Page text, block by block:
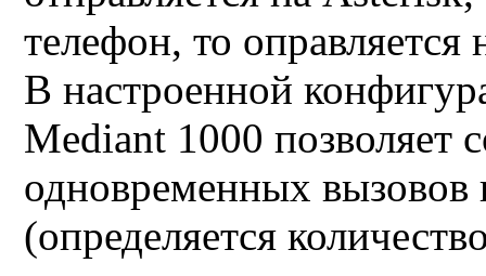
телефон, то оправляется
В настроенной
Mediant 1000 позволяет
одновременных вызовов
(определяется